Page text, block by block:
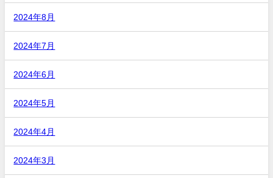
2024年8月
2024年7月
2024年6月
2024年5月
2024年4月
2024年3月